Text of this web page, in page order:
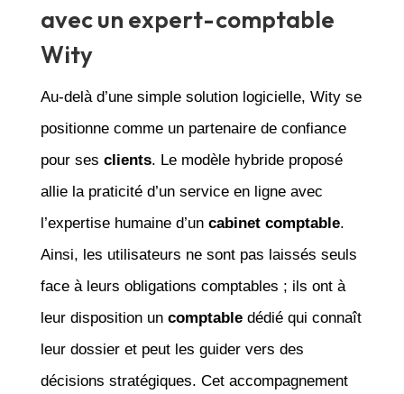
avec un expert-comptable
Wity
Au-delà d’une simple solution logicielle, Wity se
positionne comme un partenaire de confiance
pour ses clients. Le modèle hybride proposé
allie la praticité d’un service en ligne avec
l’expertise humaine d’un cabinet comptable.
Ainsi, les utilisateurs ne sont pas laissés seuls
face à leurs obligations comptables ; ils ont à
leur disposition un comptabledédié qui connaît
leur dossier et peut les guider vers des
décisions stratégiques. Cet accompagnement